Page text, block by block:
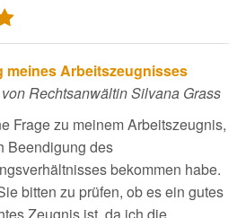
meines Arbeitszeugnisses
Rechtsanwältin Silvana Grass
Frage zu meinem Arbeitszeugnis,
Beendigung des
bekommen habe.
bitten zu prüfen, ob es ein gutes